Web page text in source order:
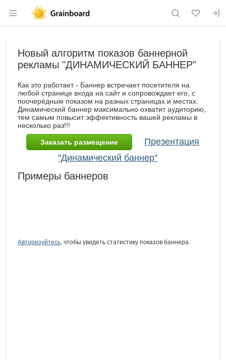
Раздел навигации по сайту
Новый алгоритм показов баннерной
рекламы "ДИНАМИЧЕСКИЙ БАННЕР"
Как это работает - Баннер встречает посетителя на
любой странице входа на сайт и сопровождает его, с
поочерёдным показом на разных страницах и местах.
Динамический баннер максимально охватит аудиторию,
тем самым повысит эффективность вашей рекламы в
несколько раз!!!
Заказать размещение
Презентация
"Динамический баннер"
Примеры баннеров
Авторизуйтесь, чтобы увидеть статистику показов баннера.